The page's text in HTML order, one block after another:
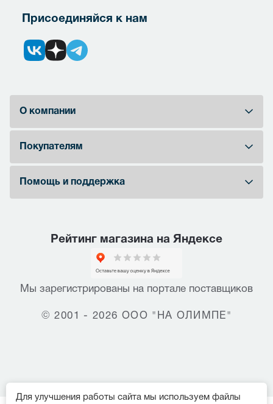
Присоединяйся к нам
О компании
Покупателям
Помощь и поддержка
Рейтинг магазина на Яндексе
Мы зарегистрированы на портале поставщиков
© 2001 - 2026 ООО "НА ОЛИМПЕ"
Для улучшения работы сайта мы используем файлы